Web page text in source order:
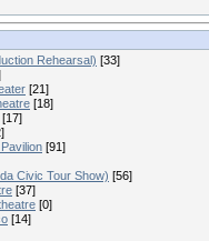
Rehearsal) [33]
[21]
[18]
[17]
[91]
Civic Tour Show) [56]
[37]
[0]
[14]